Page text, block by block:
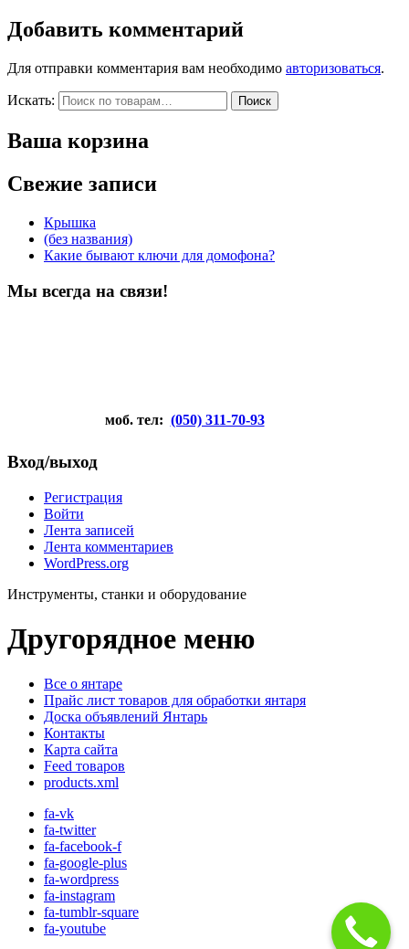
Добавить комментарий
Для отправки комментария вам необходимо авторизоваться.
Искать: Поиск
Ваша корзина
Свежие записи
Крышка
(без названия)
Какие бывают ключи для домофона?
Мы всегда на связи!
моб. тел: (050) 311-70-93
Вход/выход
Регистрация
Войти
Лента записей
Лента комментариев
WordPress.org
Инструменты, станки и оборудование
Другорядное меню
Все о янтаре
Прайс лист товаров для обработки янтаря
Доска объявлений Янтарь
Контакты
Карта сайта
Feed товаров
products.xml
fa-vk
fa-twitter
fa-facebook-f
fa-google-plus
fa-wordpress
fa-instagram
fa-tumblr-square
fa-youtube